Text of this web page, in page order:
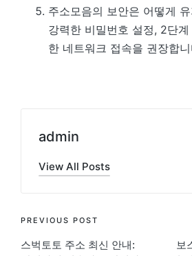
주소모음의 보안은 어떻게
강력한 비밀번호 설정, 2단
한 네트워크 접속을 권장합
admin
View All Posts
Post
PREVIOUS POST
스벅토토 주소 최신 안내:
보